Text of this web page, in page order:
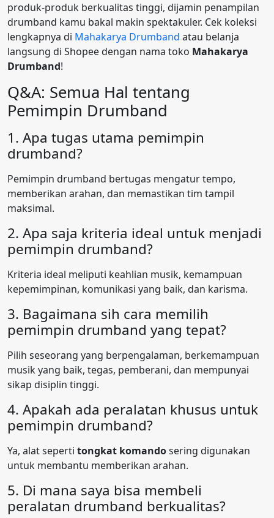
produk-produk berkualitas tinggi, dijamin penampilan
drumband kamu bakal makin spektakuler. Cek koleksi
lengkapnya di Mahakarya Drumband atau belanja
langsung di Shopee dengan nama toko Mahakarya
Drumband!
Q&A: Semua Hal tentang
Pemimpin Drumband
1. Apa tugas utama pemimpin
drumband?
Pemimpin drumband bertugas mengatur tempo,
memberikan arahan, dan memastikan tim tampil
maksimal.
2. Apa saja kriteria ideal untuk menjadi
pemimpin drumband?
Kriteria ideal meliputi keahlian musik, kemampuan
kepemimpinan, komunikasi yang baik, dan karisma.
3. Bagaimana sih cara memilih
pemimpin drumband yang tepat?
Pilih seseorang yang berpengalaman, berkemampuan
musik yang baik, tegas, pemberani, dan mempunyai
sikap disiplin tinggi.
4. Apakah ada peralatan khusus untuk
pemimpin drumband?
Ya, alat seperti tongkat komandosering digunakan
untuk membantu memberikan arahan.
5. Di mana saya bisa membeli
peralatan drumband berkualitas?